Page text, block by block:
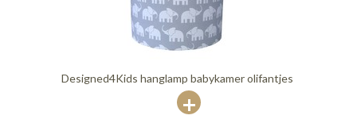
Designed4Kids hanglamp babykamer olifantjes